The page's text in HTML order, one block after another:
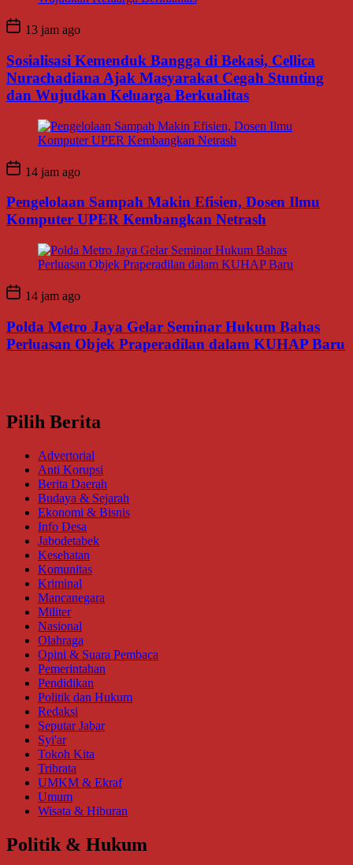
13 jam ago
Sosialisasi Kemenduk Bangga di Bekasi, Cellica
Nurachadiana Ajak Masyarakat Cegah Stunting
dan Wujudkan Keluarga Berkualitas
14 jam ago
Pengelolaan Sampah Makin Efisien, Dosen Ilmu
Komputer UPER Kembangkan Netrash
14 jam ago
Polda Metro Jaya Gelar Seminar Hukum Bahas
Perluasan Objek Praperadilan dalam KUHAP Baru
Pilih Berita
Advertorial
Anti Korupsi
Berita Daerah
Budaya & Sejarah
Ekonomi & Bisnis
Info Desa
Jabodetabek
Kesehatan
Komunitas
Kriminal
Mancanegara
Militer
Nasional
Olahraga
Opini & Suara Pembaca
Pemerintahan
Pendidikan
Politik dan Hukum
Redaksi
Seputar Jabar
Syi'ar
Tokoh Kita
Tribrata
UMKM & Ekraf
Umum
Wisata & Hiburan
Politik & Hukum